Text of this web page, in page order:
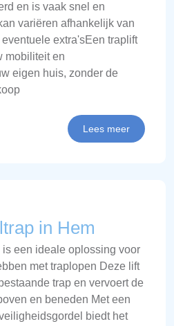
en is vaak snel en
variëren afhankelijk van
extra'sEen traplift
mobiliteit en
eigen huis, zonder de
Lees meer
in Hem
is een ideale oplossing voor
met traplopen Deze lift
trap en vervoert de
en beneden Met een
biedt het